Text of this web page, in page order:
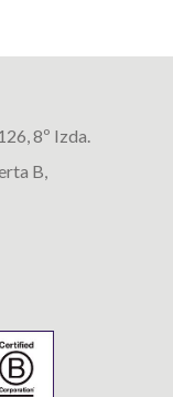
8º Izda.
B,